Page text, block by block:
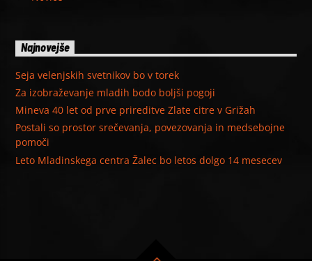
Najnovejše
Seja velenjskih svetnikov bo v torek
Za izobraževanje mladih bodo boljši pogoji
Mineva 40 let od prve prireditve Zlate citre v Grižah
Postali so prostor srečevanja, povezovanja in medsebojne
pomoči
Leto Mladinskega centra Žalec bo letos dolgo 14 mesecev